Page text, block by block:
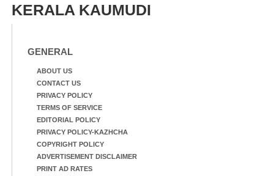
KERALA KAUMUDI
GENERAL
ABOUT US
CONTACT US
PRIVACY POLICY
TERMS OF SERVICE
EDITORIAL POLICY
PRIVACY POLICY-KAZHCHA
COPYRIGHT POLICY
ADVERTISEMENT DISCLAIMER
PRINT AD RATES